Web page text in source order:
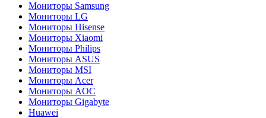
Мониторы Samsung
Мониторы LG
Мониторы Hisense
Мониторы Xiaomi
Мониторы Philips
Мониторы ASUS
Мониторы MSI
Мониторы Acer
Мониторы AOC
Мониторы Gigabyte
Huawei